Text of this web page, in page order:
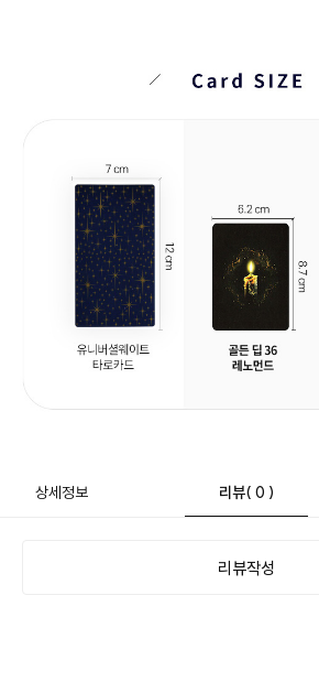
상세정보 리뷰( 0 )
리뷰작성